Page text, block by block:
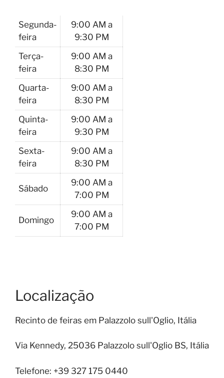
Segunda-
feira
9:00 AM a
9:30 PM
Terça-
feira
9:00 AM a
8:30 PM
Quarta-
feira
9:00 AM a
8:30 PM
Quinta-
feira
9:00 AM a
9:30 PM
Sexta-
feira
9:00 AM a
8:30 PM
Sábado
9:00 AM a
7:00 PM
Domingo
9:00 AM a
7:00 PM
Localização
Recinto de feiras em Palazzolo sull'Oglio, Itália
Via Kennedy, 25036 Palazzolo sull'Oglio BS, Itália
Telefone: +39 327 175 0440